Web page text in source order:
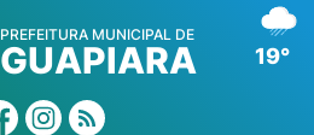
PREFEITURA MUNICIPAL DE
GUAPIARA 19°